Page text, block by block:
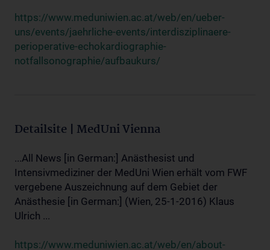
https://www.meduniwien.ac.at/web/en/ueber-
uns/events/jaehrliche-events/interdisziplinaere-
perioperative-echokardiographie-
notfallsonographie/aufbaukurs/
Detailsite | MedUni Vienna
...All News [in German:] Anästhesist und
Intensivmediziner der MedUni Wien erhält vom FWF
vergebene Auszeichnung auf dem Gebiet der
Anästhesie [in German:] (Wien, 25-1-2016) Klaus
Ulrich ...
https://www.meduniwien.ac.at/web/en/about-